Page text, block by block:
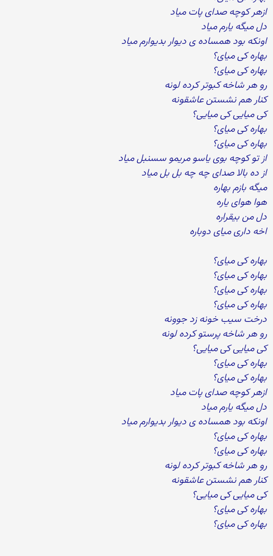
ازهر کوچه صدای پات میاد
دل میگه یارم میاد
اونکه بود همساده ی دیوار بدیوارم میاد
بهاره کی میای؟
بهاره کی میای؟
رو هر شاخه کبوتر کرده لونه
کنار هم نشستن عاشقونه
کی میایی کی میایی؟
بهاره کی میای؟
بهاره کی میای؟
از تو کوچه بوی یاسو مریمو سسنبل میاد
از ده بالا صدای چه چه بل بل میاد
میگه بازم بهاره
هوا هوای یاره
دل من بیقراره
اخه داری میای دوباره
بهاره کی میای؟
بهاره کی میای؟
بهاره کی میای؟
بهاره کی میای؟
درخت سیب خونه زد جوونه
رو هر شاخه پرستو کرده لونه
کی میایی کی میایی؟
بهاره کی میای؟
بهاره کی میای؟
ازهر کوچه صدای پات میاد
دل میگه یارم میاد
اونکه بود همساده ی دیوار بدیوارم میاد
بهاره کی میای؟
بهاره کی میای؟
رو هر شاخه کبوتر کرده لونه
کنار هم نشستن عاشقونه
کی میایی کی میایی؟
بهاره کی میای؟
بهاره کی میای؟